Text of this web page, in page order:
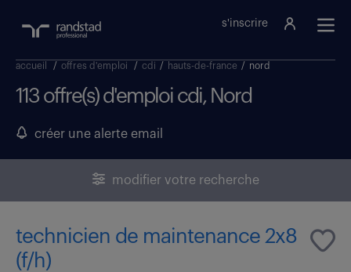
s'inscrire
accueil / offres d'emploi / cdi / hauts-de-france / nord
113 offre(s) d'emploi cdi, Nord
créer une alerte email
modifier votre recherche
technicien de maintenance 2x8
(f/h)